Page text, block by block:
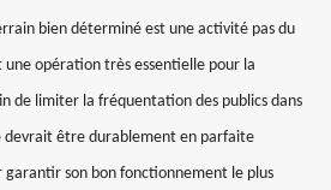
bien déterminé est une activité pas du
une opération très essentielle pour la
de limiter la fréquentation des publics dans
être durablement en parfaite
son bon fonctionnement le plus